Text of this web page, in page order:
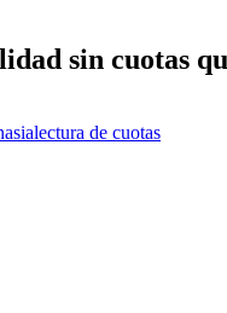
sin cuotas
lectura de cuotas